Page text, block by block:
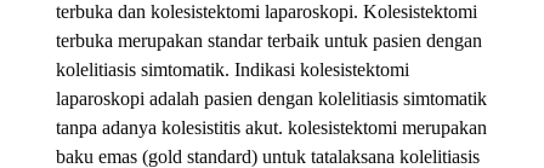
terbuka dan kolesistektomi laparoskopi. Kolesistektomi
terbuka merupakan standar terbaik untuk pasien dengan
kolelitiasis simtomatik. Indikasi kolesistektomi
laparoskopi adalah pasien dengan kolelitiasis simtomatik
tanpa adanya kolesistitis akut. kolesistektomi merupakan
baku emas (gold standard) untuk tatalaksana kolelitiasis